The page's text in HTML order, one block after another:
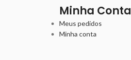
Minha Conta
Meus pedidos
Minha conta